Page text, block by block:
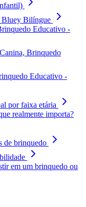
Bluey Bilíngue
Educativo -
Brinquedo
Educativo -
por faixa etária
realmente importa?
de brinquedo
em um brinquedo ou